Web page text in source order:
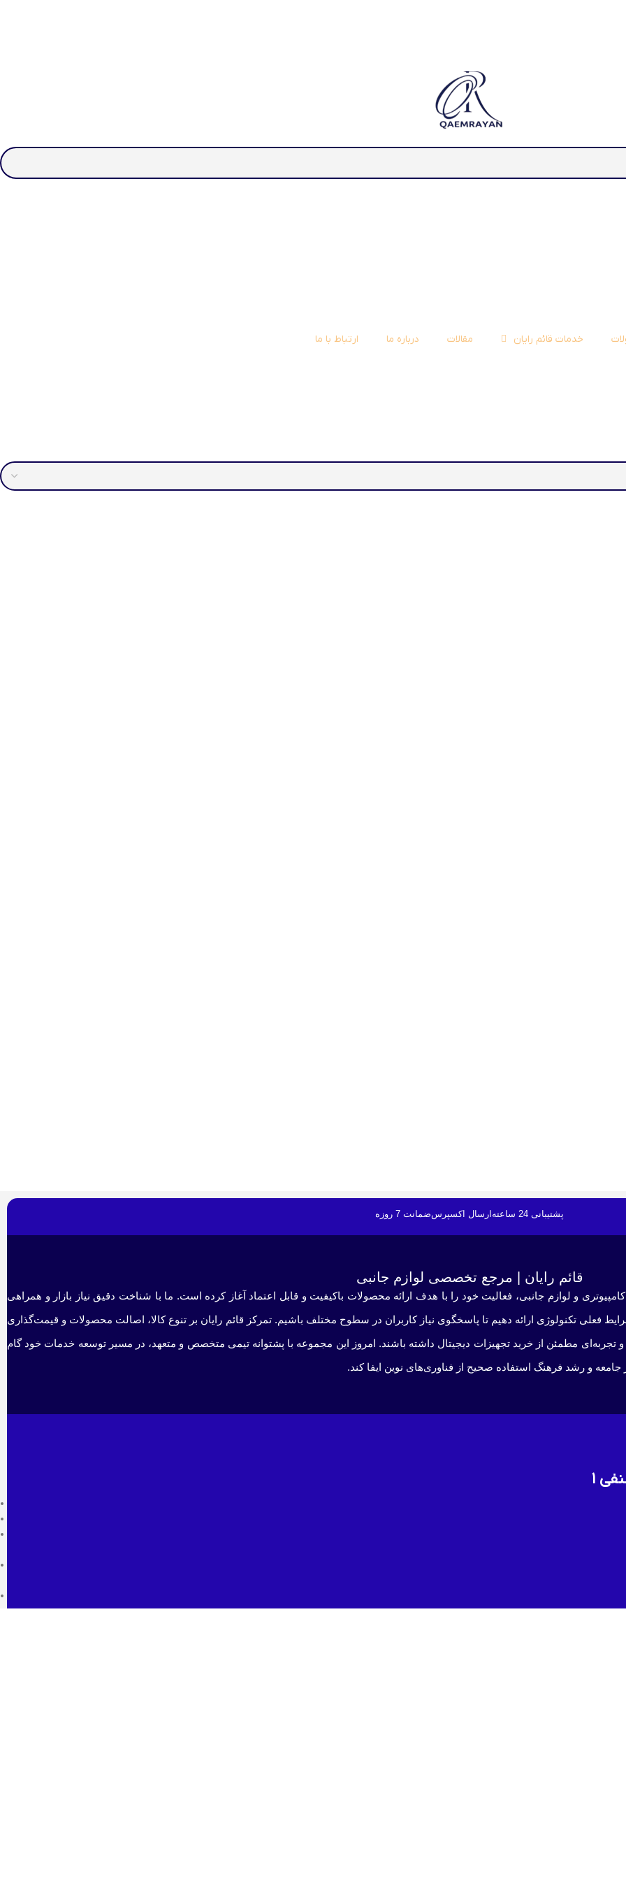
خدمات قائم رایان مقالات درباره ما ارتباط با ما
پشتیبانی 24 ساعته ارسال اکسپرسضمانت 7 روزه
قائم رایان | مرجع تخصصی لوازم جانبی
و لوازم جانبی، فعالیت خود را با هدف ارائه محصولات باکیفیت و قابل اعتماد آغاز کرده است. ما با شناخت دقیق نیاز بازار و همراهی
فعلی تکنولوژی ارائه دهیم تا پاسخگوی نیاز کاربران در سطوح مختلف باشیم. تمرکز قائم رایان بر تنوع کالا، اصالت محصولات و قیمت‌گذاری
تجربه‌ای مطمئن از خرید تجهیزات دیجیتال داشته باشند. امروز این مجموعه با پشتوانه تیمی متخصص و متعهد، در مسیر توسعه خدمات خود گام
و رشد فرهنگ استفاده صحیح از فناوری‌های نوین ایفا کند.
۱